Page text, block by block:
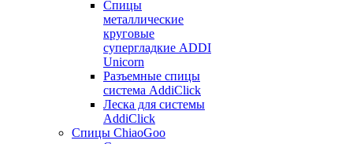
Спицы
металлические
круговые
супергладкие ADDI
Unicorn
Разъемные спицы
система AddiClick
Леска для системы
AddiClick
Спицы ChiaoGoo